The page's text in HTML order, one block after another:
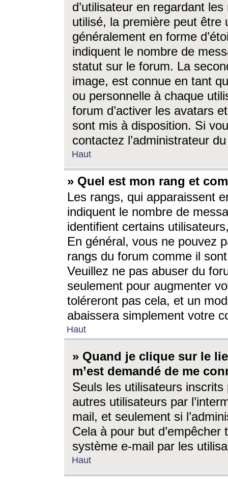
d’utilisateur en regardant
utilisé, la première peut être
généralement en forme
indiquent le nombre de
statut sur le forum. La
image, est connue en tant
ou personnelle à chaque
forum d’activer les avatars
sont mis à disposition. Si
contactez l’administrateur
Haut
» Quel est mon rang et
Les rangs, qui apparaissent
indiquent le nombre de
identifient certains
En général, vous ne pouvez
rangs du forum comme il
Veuillez ne pas abuser du
seulement pour augmenter
toléreront pas cela, et un
abaissera simplement votre
Haut
» Quand je clique sur le
m’est demandé de me
Seuls les utilisateurs
autres utilisateurs par
mail, et seulement si
Cela à pour but
système e-mail par les
Haut